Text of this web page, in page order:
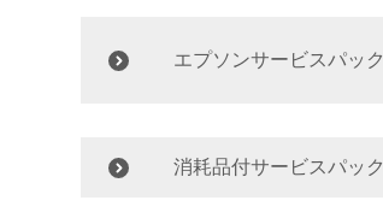
エプソンサービスパック
消耗品付サービスパック